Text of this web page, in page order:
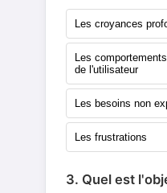
Les croyances
Les
de l'utilisateur
Les besoins non
Les frustrations
3. Quel est